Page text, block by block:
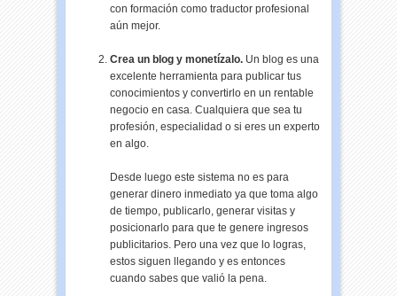
con formación como traductor profesional
aún mejor.
Crea un blog y monetízalo. Un blog es una
excelente herramienta para publicar tus
conocimientos y convertirlo en un rentable
negocio en casa. Cualquiera que sea tu
profesión, especialidad o si eres un experto
en algo.
Desde luego este sistema no es para
generar dinero inmediato ya que toma algo
de tiempo, publicarlo, generar visitas y
posicionarlo para que te genere ingresos
publicitarios. Pero una vez que lo logras,
estos siguen llegando y es entonces
cuando sabes que valió la pena.